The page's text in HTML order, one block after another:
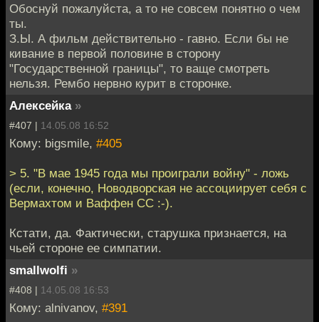
Обоснуй пожалуйста, а то не совсем понятно о чем
ты.
З.Ы. А фильм действительно - гавно. Если бы не
кивание в первой половине в сторону
"Государственной границы", то ваще смотреть
нельзя. Рембо нервно курит в сторонке.
Алексейка »
#407 | 14.05.08 16:52
Кому: bigsmile, #405
> 5. "В мае 1945 года мы проиграли войну" - ложь
(если, конечно, Новодворская не ассоциирует себя с
Вермахтом и Ваффен СС :-).
Кстати, да. Фактически, старушка признается, на
чьей стороне ее симпатии.
smallwolfi »
#408 | 14.05.08 16:53
Кому: alnivanov, #391